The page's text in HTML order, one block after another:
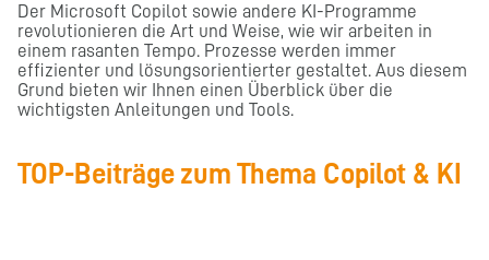
Der Microsoft Copilot sowie andere KI-Programme
revolutionieren die Art und Weise, wie wir arbeiten in
einem rasanten Tempo. Prozesse werden immer
effizienter und lösungsorientierter gestaltet. Aus diesem
Grund bieten wir Ihnen einen Überblick über die
wichtigsten Anleitungen und Tools.
TOP-Beiträge zum Thema Copilot & KI